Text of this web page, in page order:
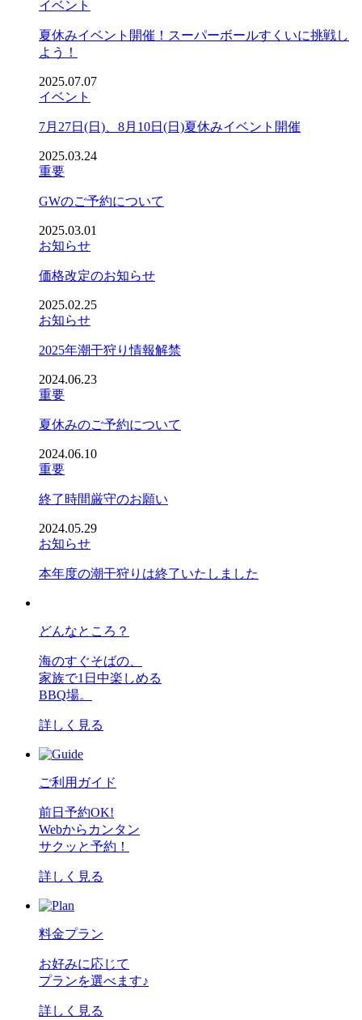
イベント
夏休みイベント開催！スーパーボールすくいに挑戦し
よう！
2025.07.07
イベント
7月27日(日)、8月10日(日)夏休みイベント開催
2025.03.24
重要
GWのご予約について
2025.03.01
お知らせ
価格改定のお知らせ
2025.02.25
お知らせ
2025年潮干狩り情報解禁
2024.06.23
重要
夏休みのご予約について
2024.06.10
重要
終了時間厳守のお願い
2024.05.29
お知らせ
本年度の潮干狩りは終了いたしました
どんなところ？
海のすぐそばの、
家族で1日中楽しめる
BBQ場。
詳しく見る
ご利用ガイド
前日予約OK!
Webからカンタン
サクッと予約！
詳しく見る
料金プラン
お好みに応じて
プランを選べます♪
詳しく見る